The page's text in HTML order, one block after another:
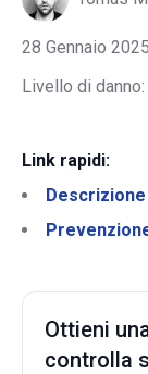
28 Gennaio 2025
Livello di danno:
Link rapidi:
Descrizione
Ottieni
controlla